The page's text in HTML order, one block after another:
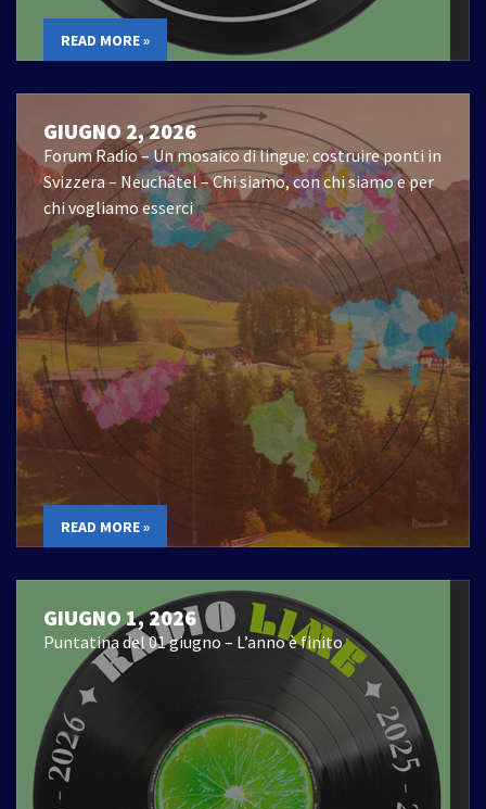
READ MORE »
GIUGNO 2, 2026
Forum Radio – Un mosaico di lingue: costruire ponti in
Svizzera – Neuchâtel – Chi siamo, con chi siamo e per
chi vogliamo esserci
READ MORE »
GIUGNO 1, 2026
Puntatina del 01 giugno – L’anno è finito